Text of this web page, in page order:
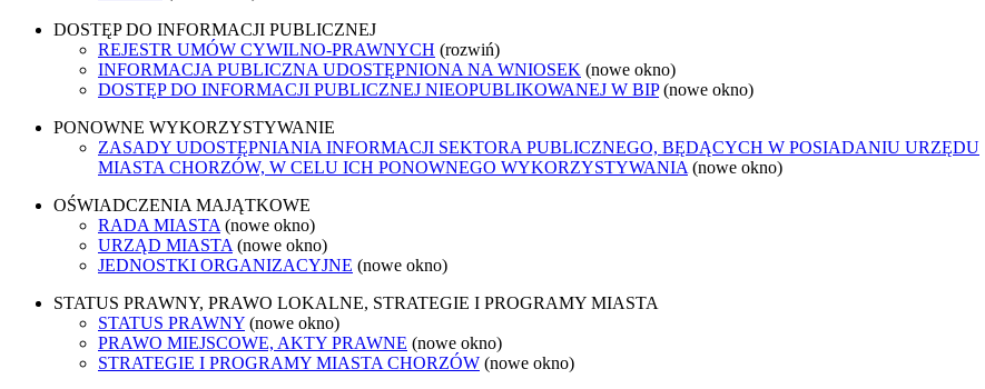
DOSTĘP DO INFORMACJI PUBLICZNEJ
REJESTR UMÓW CYWILNO-PRAWNYCH (rozwiń)
INFORMACJA PUBLICZNA UDOSTĘPNIONA NA WNIOSEK (nowe okno)
DOSTĘP DO INFORMACJI PUBLICZNEJ NIEOPUBLIKOWANEJ W BIP (nowe okno)
PONOWNE WYKORZYSTYWANIE
ZASADY UDOSTĘPNIANIA INFORMACJI SEKTORA PUBLICZNEGO, BĘDĄCYCH W POSIADANIU URZĘDU
MIASTA CHORZÓW, W CELU ICH PONOWNEGO WYKORZYSTYWANIA (nowe okno)
OŚWIADCZENIA MAJĄTKOWE
RADA MIASTA (nowe okno)
URZĄD MIASTA (nowe okno)
JEDNOSTKI ORGANIZACYJNE (nowe okno)
STATUS PRAWNY, PRAWO LOKALNE, STRATEGIE I PROGRAMY MIASTA
STATUS PRAWNY (nowe okno)
PRAWO MIEJSCOWE, AKTY PRAWNE (nowe okno)
STRATEGIE I PROGRAMY MIASTA CHORZÓW (nowe okno)